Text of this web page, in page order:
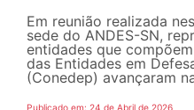
Em reunião realizada
sede do ANDES-SN,
entidades que
das Entidades em
(Conedep) avançaram
Publicado em: 24 de Abril de 2026